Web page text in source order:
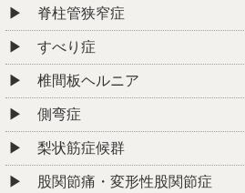
脊柱管狭窄症
すべり症
椎間板ヘルニア
側弯症
梨状筋症候群
股関節痛・変形性股関節症